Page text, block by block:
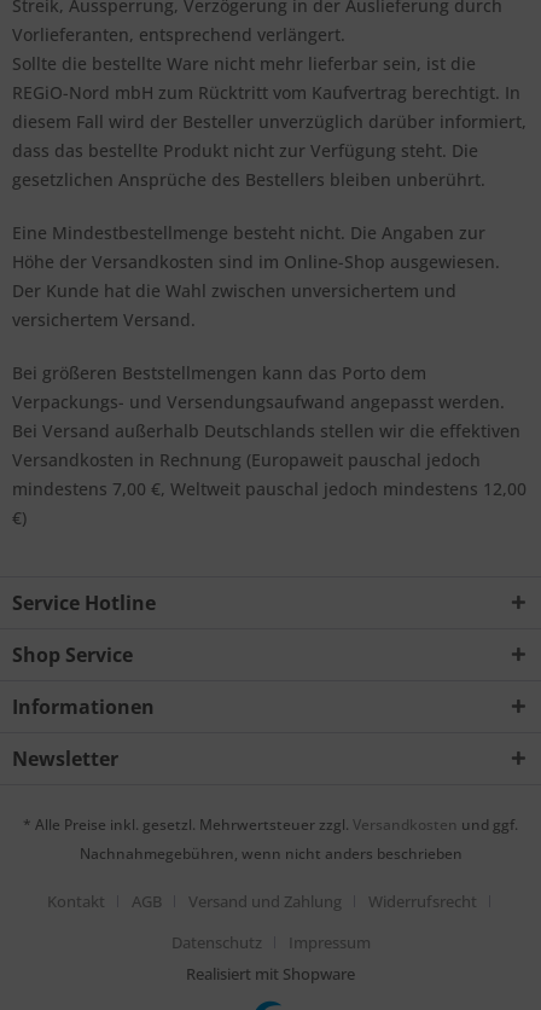
Streik, Aussperrung, Verzögerung in der Auslieferung durch
Vorlieferanten, entsprechend verlängert.
Sollte die bestellte Ware nicht mehr lieferbar sein, ist die
REGiO-Nord mbH zum Rücktritt vom Kaufvertrag berechtigt. In
diesem Fall wird der Besteller unverzüglich darüber informiert,
dass das bestellte Produkt nicht zur Verfügung steht. Die
gesetzlichen Ansprüche des Bestellers bleiben unberührt.
Eine Mindestbestellmenge besteht nicht. Die Angaben zur
Höhe der Versandkosten sind im Online-Shop ausgewiesen.
Der Kunde hat die Wahl zwischen unversichertem und
versichertem Versand.
Bei größeren Beststellmengen kann das Porto dem
Verpackungs- und Versendungsaufwand angepasst werden.
Bei Versand außerhalb Deutschlands stellen wir die effektiven
Versandkosten in Rechnung (Europaweit pauschal jedoch
mindestens 7,00 €, Weltweit pauschal jedoch mindestens 12,00
€)
Service Hotline
Shop Service
Informationen
Newsletter
* Alle Preise inkl. gesetzl. Mehrwertsteuer zzgl. Versandkosten und ggf.
Nachnahmegebühren, wenn nicht anders beschrieben
Kontakt AGB Versand und Zahlung
Widerrufsrecht
Datenschutz
Impressum
Realisiert mit Shopware